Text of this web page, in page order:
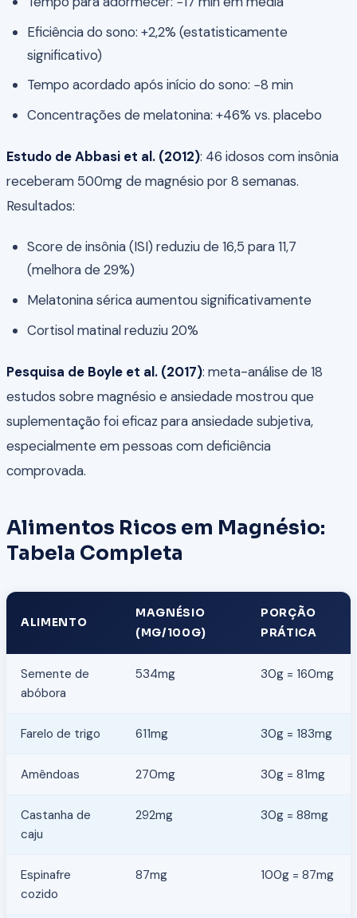
Eficiência do sono: +2,2% (estatisticamente
significativo)
Tempo acordado após início do sono: −8 min
Concentrações de melatonina: +46% vs. placebo
Estudo de Abbasi et al. (2012): 46 idosos com insônia
receberam 500mg de magnésio por 8 semanas.
Resultados:
Score de insônia (ISI) reduziu de 16,5 para 11,7
(melhora de 29%)
Melatonina sérica aumentou significativamente
Cortisol matinal reduziu 20%
Pesquisa de Boyle et al. (2017): meta-análise de 18
estudos sobre magnésio e ansiedade mostrou que
suplementação foi eficaz para ansiedade subjetiva,
especialmente em pessoas com deficiência
comprovada.
Alimentos Ricos em Magnésio:
Tabela Completa
ALIMENTO
MAGNÉSIO
(MG/100G)
PORÇÃO
PRÁTICA
Semente de
abóbora
534mg 30g = 160mg
Farelo de trigo 611mg 30g = 183mg
Amêndoas 270mg 30g = 81mg
Castanha de
caju
292mg 30g = 88mg
Espinafre
cozido
87mg 100g = 87mg